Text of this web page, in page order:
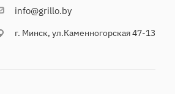
info@grillo.by
г. Минск, ул.Каменногорская 47-13